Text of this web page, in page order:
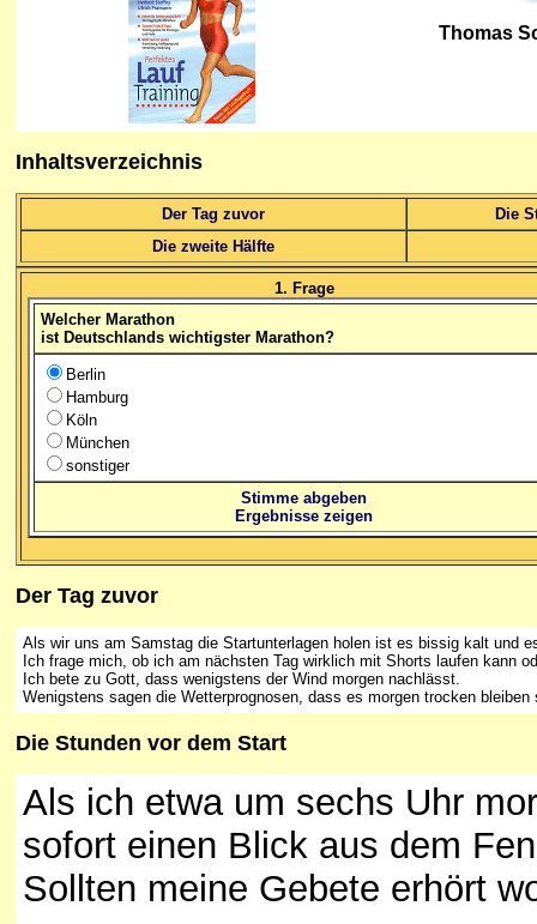
Thomas
Inhaltsverzeichnis
Der Tag zuvor
Die
Die zweite Hälfte
1. Frage
Welcher Marathon
ist Deutschlands wichtigster Marathon?
Berlin
Hamburg
Köln
München
sonstiger
Stimme abgeben
Ergebnisse zeigen
Der Tag zuvor
Als wir uns am Samstag die Startunterlagen holen ist es bissig kalt und
Ich frage mich, ob ich am nächsten Tag wirklich mit Shorts laufen kann
Ich bete zu Gott, dass wenigstens der Wind morgen nachlässt.
Wenigstens sagen die Wetterprognosen, dass es morgen trocken bleiben
Die Stunden vor dem Start
Als ich etwa um sechs Uhr
sofort einen Blick aus dem
Sollten meine Gebete erhört